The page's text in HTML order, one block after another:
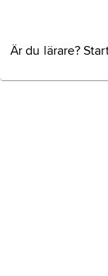
Är du lärare?